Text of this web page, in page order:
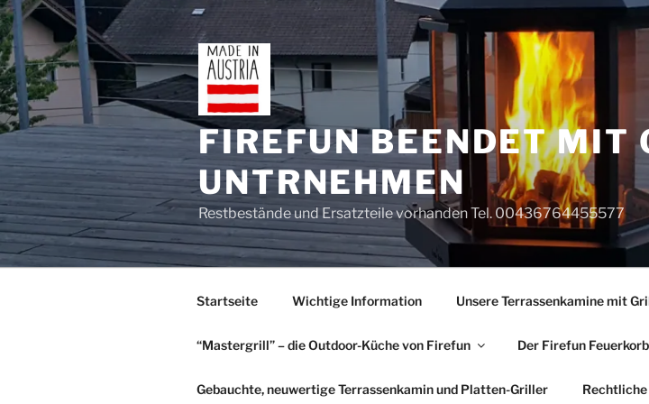
Zum
Inhalt
springen
FIREFUN BEENDET
UNTRNEHMEN
Restbestände und Ersatzteile vorhanden Tel. 00436764455577
Startseite Wichtige Information Unsere Terrassenkamine mit
“Mastergrill” – die Outdoor-Küche von Firefun Der Firefun
Gebauchte, neuwertige Terrassenkamin und Platten-Griller